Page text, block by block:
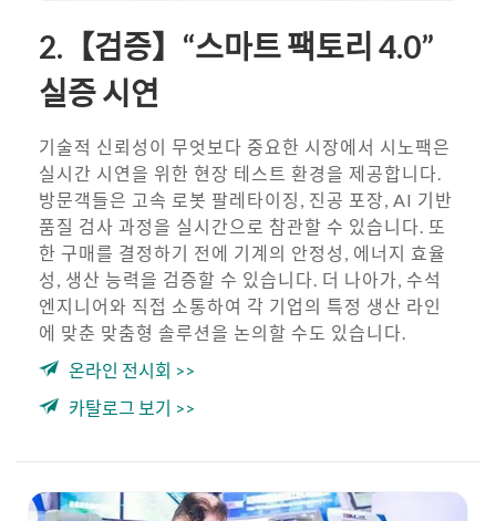
2.【검증】“스마트 팩토리 4.0”
실증 시연
기술적 신뢰성이 무엇보다 중요한 시장에서 시노팩은
실시간 시연을 위한 현장 테스트 환경을 제공합니다.
방문객들은 고속 로봇 팔레타이징, 진공 포장, AI 기반
품질 검사 과정을 실시간으로 참관할 수 있습니다. 또
한 구매를 결정하기 전에 기계의 안정성, 에너지 효율
성, 생산 능력을 검증할 수 있습니다. 더 나아가, 수석
엔지니어와 직접 소통하여 각 기업의 특정 생산 라인
에 맞춘 맞춤형 솔루션을 논의할 수도 있습니다.
온라인 전시회 >>
카탈로그 보기 >>